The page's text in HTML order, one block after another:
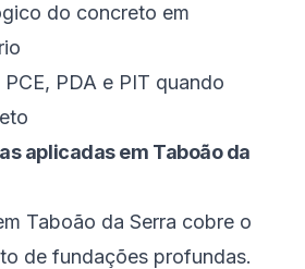
do concreto em
PDA e PIT quando
aplicadas em Taboão da
Taboão da Serra cobre o
de fundações profundas.